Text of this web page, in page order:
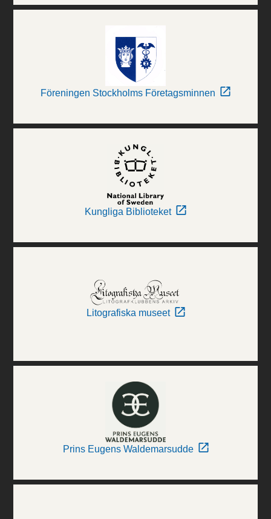
Föreningen Stockholms Företagsminnen
Kungliga Biblioteket
Litografiska museet
Prins Eugens Waldemarsudde